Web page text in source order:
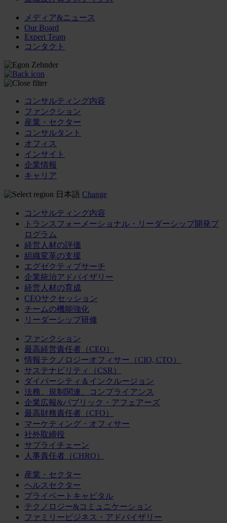
メディア&ニュース
Our Board
Expert Team
コンタクト
コンサルティング内容
ファンクション
産業・セクター
コンサルタント
オフィス
インサイト
企業情報
キャリア
日本語 Change
コンサルティング内容
トランスフォーメーショナル・リーダーシップ開発プ
ログラム
経営人材の評価
組織変革の支援
エグゼクティブサーチ
企業統治アドバイザリー
経営人材の育成
CEOサクセッション
チームの機能強化
リーダーシップ研修
ファンクション
最高経営責任者（CEO）
情報テクノロジーオフィサー（CIO, CTO）
サステナビリティ（CSR）
ダイバーシティ＆インクルージョン
法務、規制関連、コンプライアンス
企業広報&パブリック・アフェアーズ
最高財務責任者（CFO）
マーケティング・オフィサー
社外取締役
サプライチェーン
人事責任者（CHRO）
産業・セクター
ヘルスセクター
プライベートキャピタル
テクノロジー&コミュニケーション
ファミリービジネス・アドバイザリー